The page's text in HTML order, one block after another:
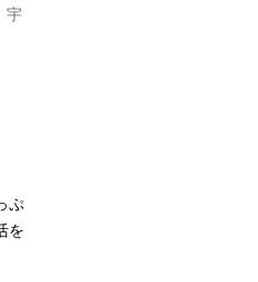
宇
ぷ
を